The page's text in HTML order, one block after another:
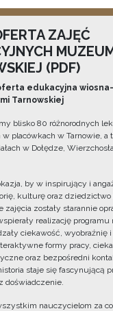
ZAJĘĆ
(PDF)
edukacyjna
Tarnowskiej
blisko 80 różnorodnych
placówkach w Tarnowie, a
w Dołędze,
by w inspirujący i
kulturę oraz dziedzictwo
zajęcia zostały starannie
realizację programu
ciekawość, wyobraźnię i
formy pracy,
oraz bezpośredni
staje się fascynującą
doświadczenie.
nauczycielom za